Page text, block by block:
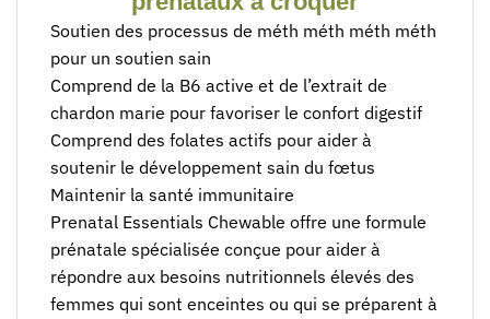
Soutien des processus de méth méth méth méth
pour un soutien sain
Comprend de la B6 active et de l’extrait de
chardon marie pour favoriser le confort digestif
Comprend des folates actifs pour aider à
soutenir le développement sain du fœtus
Maintenir la santé immunitaire
Prenatal Essentials Chewable offre une formule
prénatale spécialisée conçue pour aider à
répondre aux besoins nutritionnels élevés des
femmes qui sont enceintes ou qui se préparent à